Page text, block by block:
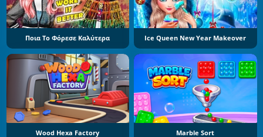
Ποια Το Φόρεσε Καλύτερα Ice Queen New Year Makeover
Wood Hexa Factory Marble Sort